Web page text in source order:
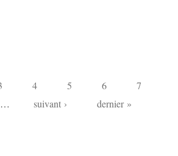
4 5 6
7
… suivant › dernier »